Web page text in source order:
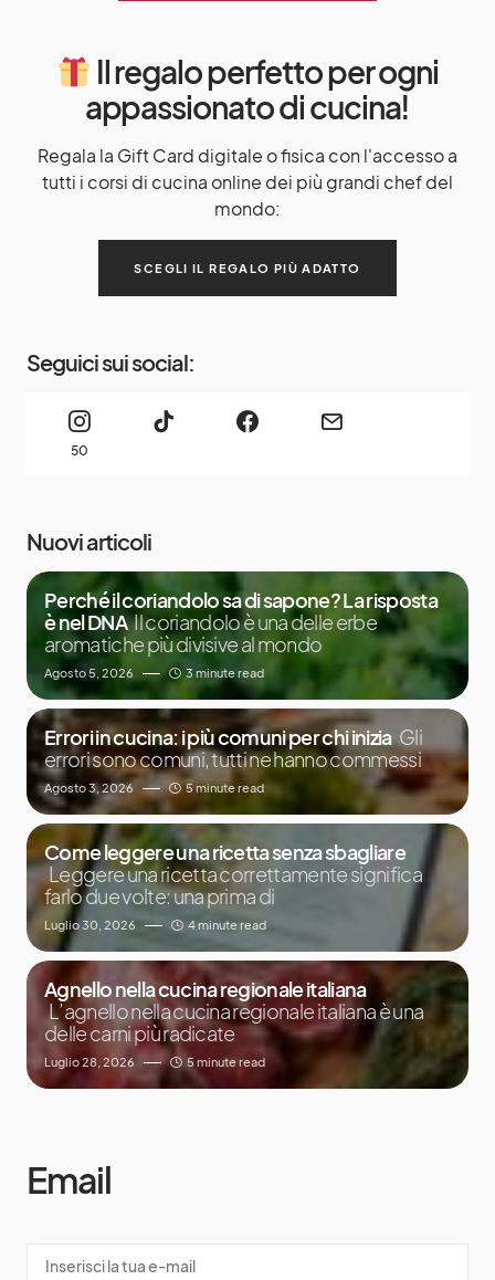
Il regalo perfetto per ogni
appassionato di cucina!
Regala la Gift Card digitale o fisica con l'accesso a
tutti i corsi di cucina online dei più grandi chef del
mondo:
SCEGLI IL REGALO PIÙ ADATTO
Seguici sui social:
50
Nuovi articoli
Perché il coriandolo sa di sapone? La risposta
è nel DNA Il coriandolo è una delle erbe
aromatiche più divisive al mondo
Agosto 5, 2026 3 minute read
Errori in cucina: i più comuni per chi inizia Gli
errori sono comuni, tutti ne hanno commessi
Agosto 3, 2026 5 minute read
Come leggere una ricetta senza sbagliare
Leggere una ricetta correttamente significa
farlo due volte: una prima di
Luglio 30, 2026 4 minute read
Agnello nella cucina regionale italiana
L’agnello nella cucina regionale italiana è una
delle carni più radicate
Luglio 28, 2026 5 minute read
Email